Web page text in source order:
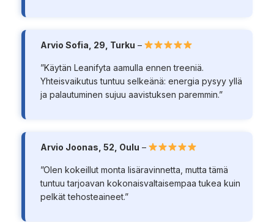
Arvio Sofia, 29, Turku –
”Käytän Leanifyta aamulla ennen treeniä.
Yhteisvaikutus tuntuu selkeänä: energia pysyy yllä
ja palautuminen sujuu aavistuksen paremmin.”
Arvio Joonas, 52, Oulu –
”Olen kokeillut monta lisäravinnetta, mutta tämä
tuntuu tarjoavan kokonaisvaltaisempaa tukea kuin
pelkät tehosteaineet.”